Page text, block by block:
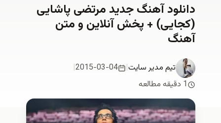
آهنگ جدید مرتضی پاشایی
+ پخش آنلاين و متن
تیم مدیر سایت|
2015-03-04
|